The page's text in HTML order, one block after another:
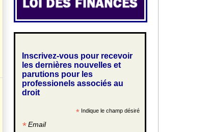
Inscrivez-vous pour recevoir
les dernières nouvelles et
parutions pour les
professionels associés au
droit
* Indique le champ désiré
*Email